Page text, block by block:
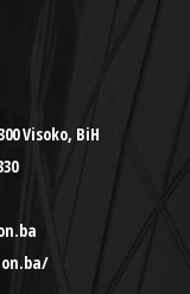
Visoko, BiH